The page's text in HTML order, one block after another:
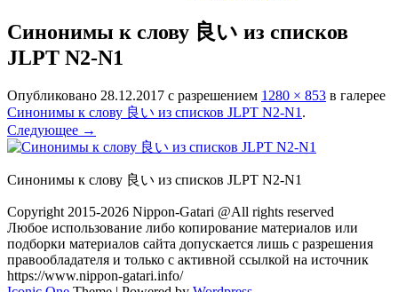
Синонимы к слову 良い из списков
JLPT N2-N1
Опубликовано 28.12.2017 с разрешением 1280 × 853 в галерее
Синонимы к слову 良い из списков JLPT N2-N1 .
Следующее →
Синонимы к слову 良い из списков JLPT N2-N1
Copyright 2015-2026 Nippon-Gatari @All rights reserved
Любое использование либо копирование материалов или
подборки материалов сайта допускается лишь с разрешения
правообладателя и только с активной ссылкой на источник
https://www.nippon-gatari.info/